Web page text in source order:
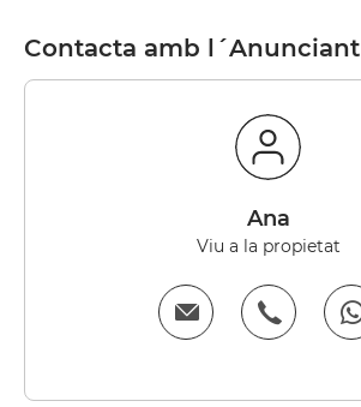
Contacta amb l´Anunciant
Ana
Viu a la propietat